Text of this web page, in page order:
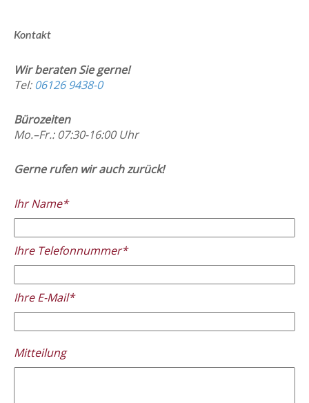
Kontakt
Wir beraten Sie gerne!
Tel:06126 9438-0
Bürozeiten
Mo.–Fr.: 07:30-16:00 Uhr
Gerne rufen wir auch zurück!
Ihr Name*
Ihre Telefonnummer*
Ihre E-Mail*
Please
leave
Mitteilung